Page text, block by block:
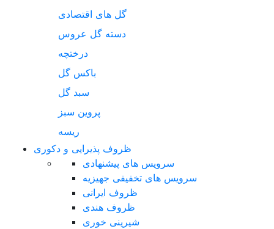
گل های اقتصادی
دسته گل عروس
درختچه
باکس گل
سبد گل
پروین سبز
ریسه
ظروف پذیرایی و دکوری
سرویس های پیشنهادی
سرویس های تخفیفی جهیزیه
ظروف ایرانی
ظروف هندی
شیرینی خوری